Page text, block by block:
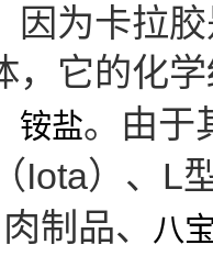
因为卡拉
，它的化
铵盐。由于
Iota）、
制品、 八